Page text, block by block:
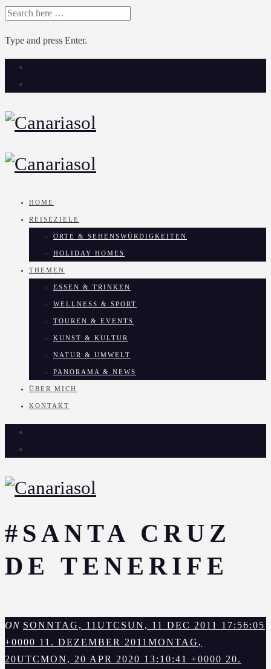
SEARCH
Type and press Enter.
Skip
HOME
REISEZIELE
ORTE & SEHENSWÜRDIGKEITEN
HOLIDAY HOMES
THEMEN
ESSEN & TRINKEN
WELLNESS & SPORT
TOUREN & EVENTS
KUNST & KULTUR
NATUR & UMWELT
PANORAMA & NEWS
ÜBER MICH
KONTAKT
#SANTA CRUZ
DE TENERIFE
ON SONNTAG, 11UTCSUN, 11 DEC 2011 17:56:05
+0000 11. DEZEMBER 2011 MONTAG,
20UTCMON, 20 APR 2020 13:10:41 +0000 20.